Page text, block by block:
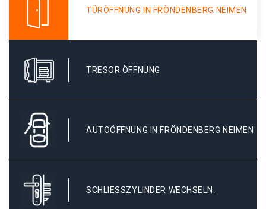
TÜRÖFFNUNG IN FRÖNDENBERG NEIMEN
TRESOR ÖFFNUNG
AUTOÖFFNUNG IN FRÖNDENBERG NEIMEN
SCHLIESSZYLINDER WECHSELN.